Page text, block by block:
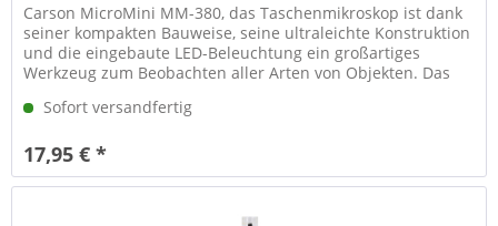
Carson MicroMini MM-380, das Taschenmikroskop ist dank
seiner kompakten Bauweise, seine ultraleichte Konstruktion
und die eingebaute LED-Beleuchtung ein großartiges
Werkzeug zum Beobachten aller Arten von Objekten. Das
Sofort versandfertig
17,95 € *